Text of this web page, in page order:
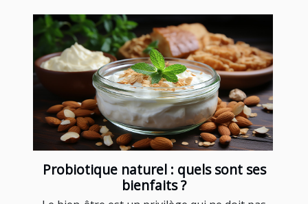
Probiotique naturel : quels sont ses
bienfaits ?